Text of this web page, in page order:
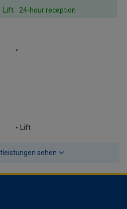
Lift 24-hour reception
Lift
sehen